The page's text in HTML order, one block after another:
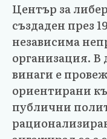
Център за
създаден през
независима
организация. В
винаги е
ориентирани
публични